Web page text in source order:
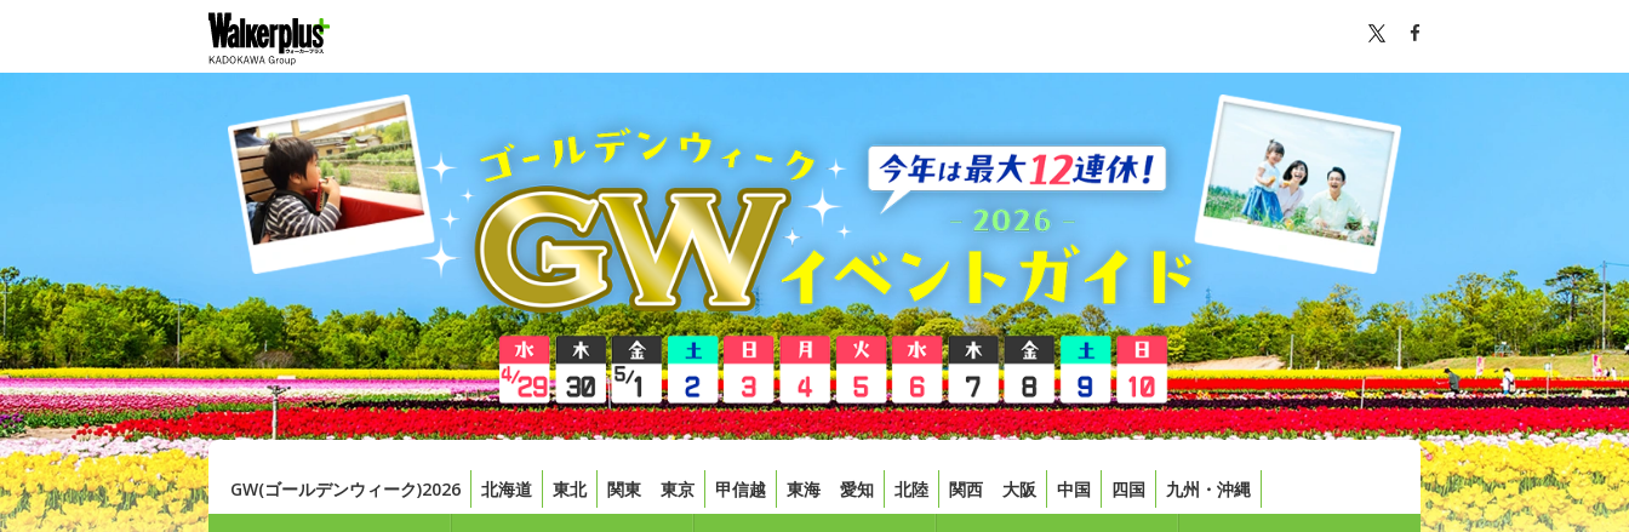
GW(ゴールデンウィーク)2026 北海道 東北 関東 東京 甲信越 東海 愛知 北陸 関西 大阪 中国 四国 九州・沖縄